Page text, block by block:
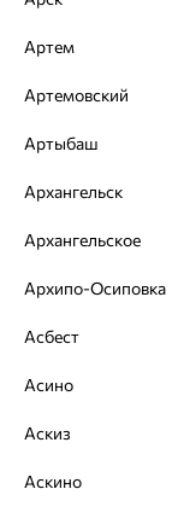
ул. Зегеля, 27/2
Артем
Артемовский
Артыбаш
Архангельск
Архангельское
Архипо-Осиповка
Асбест
Асино
Аскиз
Аскино